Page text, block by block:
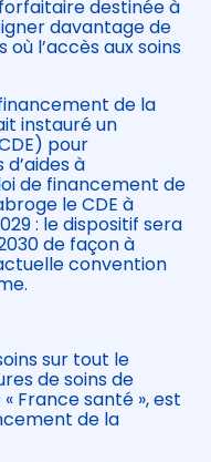
destinée à
davantage de
l’accès aux soins
de la
instauré un
pour
à
de financement de
le CDE à
: le dispositif sera
de façon à
convention
sur tout le
de soins de
France santé », est
de la